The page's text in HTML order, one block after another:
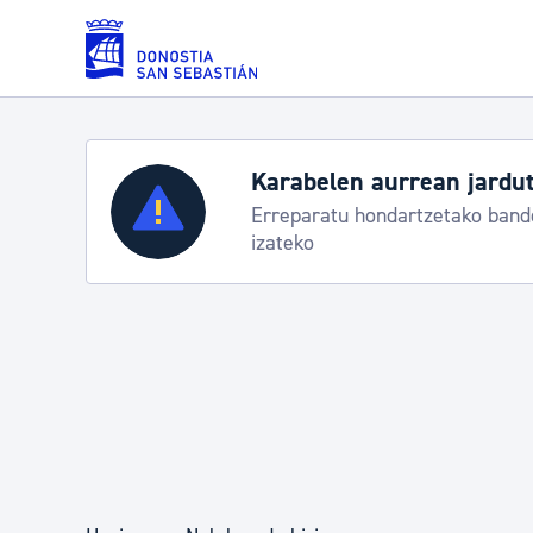
Eduki nagusira joan
Zerbitzuak
Errolda eta gai pertsonalak
Karabelen aurrean
Erreparatu hondartzetako
izateko